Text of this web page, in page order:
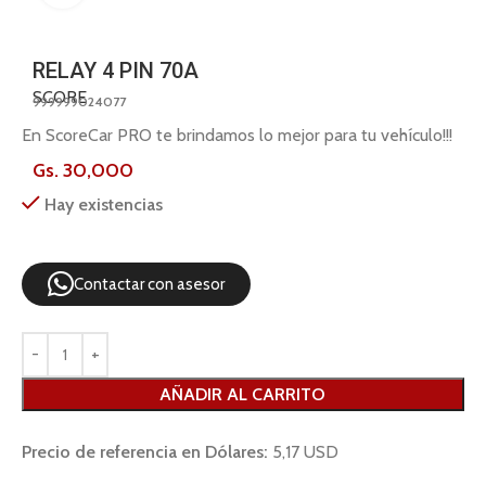
RELAY 4 PIN 70A
SCORE
999999024077
En ScoreCar PRO te brindamos lo mejor para tu vehículo!!!
Gs. 30,000
Hay existencias
Contactar con asesor
AÑADIR AL CARRITO
Precio de referencia en Dólares: 5,17 USD